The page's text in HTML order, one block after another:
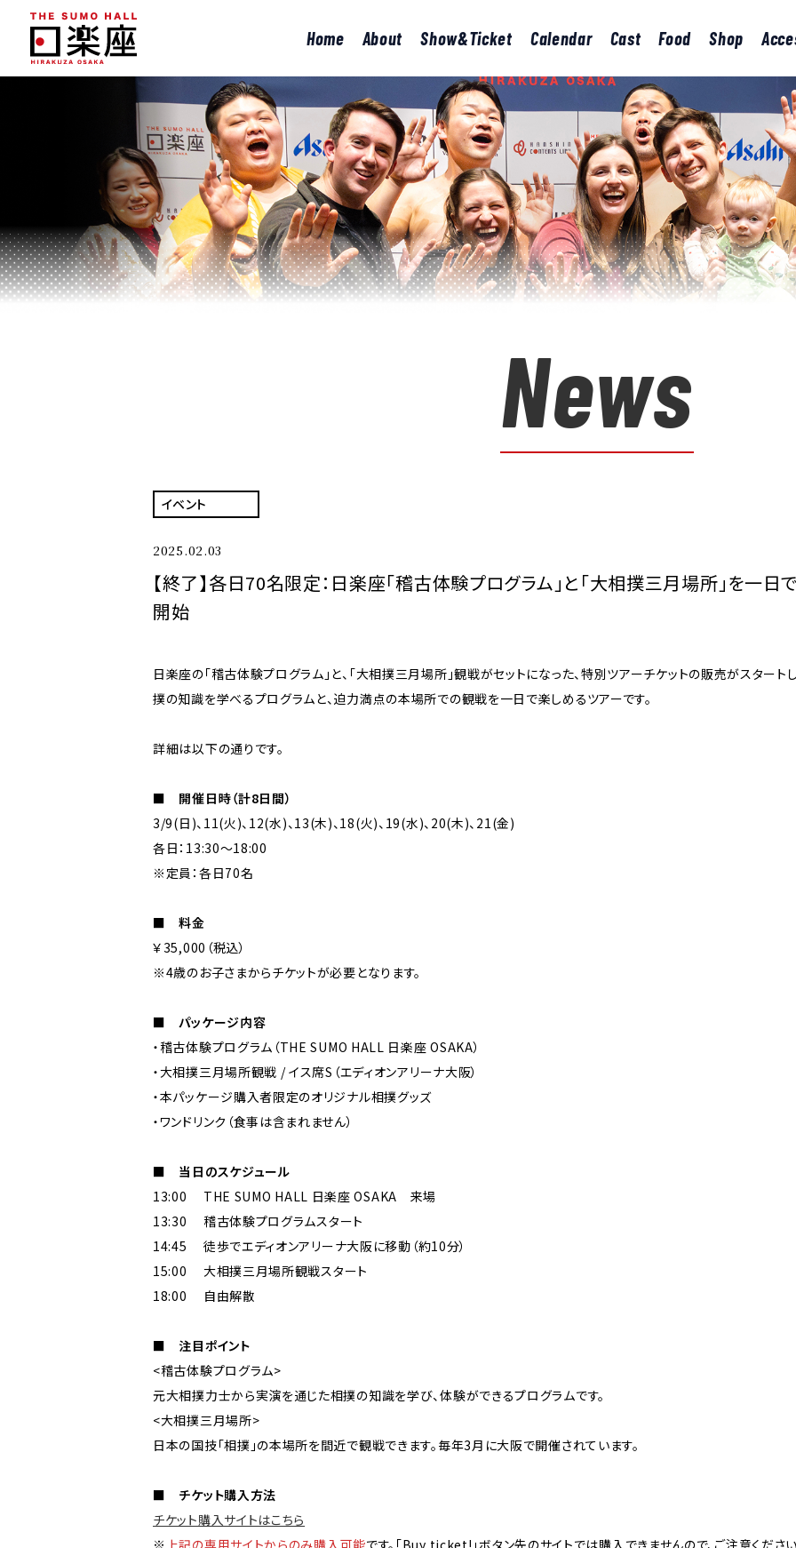
Home About Show&Ticket Calendar Cast Food Shop
News
イベント
2025.02.03
【終了】各日70名限定：日楽座「稽古体験プログラム」と「大相撲三月場所」を一日
開始
日楽座の「稽古体験プログラム」と、「大相撲三月場所」観戦がセットになった、特別ツアーチケットの販売がスター
撲の知識を学べるプログラムと、迫力満点の本場所での観戦を一日で楽しめるツアーです。
詳細は以下の通りです。
■ 開催日時（計8日間）
3/9(日)、11(火)、12(水)、13(木)、18(火)、19(水)、20(木)、21(金)
各日：13:30〜18:00
※定員：各日70名
■ 料金
￥35,000（税込）
※4歳のお子さまからチケットが必要となります。
■ パッケージ内容
・稽古体験プログラム（THE SUMO HALL 日楽座 OSAKA）
・大相撲三月場所観戦 / イス席S（エディオンアリーナ大阪）
・本パッケージ購入者限定のオリジナル相撲グッズ
・ワンドリンク（食事は含まれません）
■ 当日のスケジュール
13:00 THE SUMO HALL 日楽座 OSAKA 来場
13:30 稽古体験プログラムスタート
14:45 徒歩でエディオンアリーナ大阪に移動（約10分）
15:00 大相撲三月場所観戦スタート
18:00 自由解散
■ 注目ポイント
<稽古体験プログラム>
元大相撲力士から実演を通じた相撲の知識を学び、体験ができるプログラムです。
<大相撲三月場所>
日本の国技「相撲」の本場所を間近で観戦できます。毎年3月に大阪で開催されています。
■ チケット購入方法
チケット購入サイトはこちら
※ 上記の専用サイトからのみ購入可能です。「Buy ticket!」ボタン先のサイトでは購入できませんので、ご注意くだ